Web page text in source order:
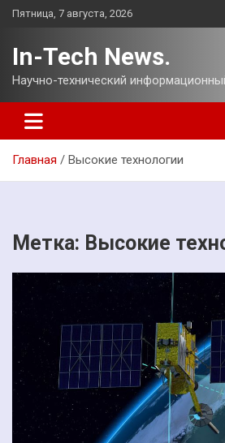
Перейти
Пятница, 7 августа, 2026
In-Tech News.
Научно-технический
Главная Высокие технологии
Метка: Высокие